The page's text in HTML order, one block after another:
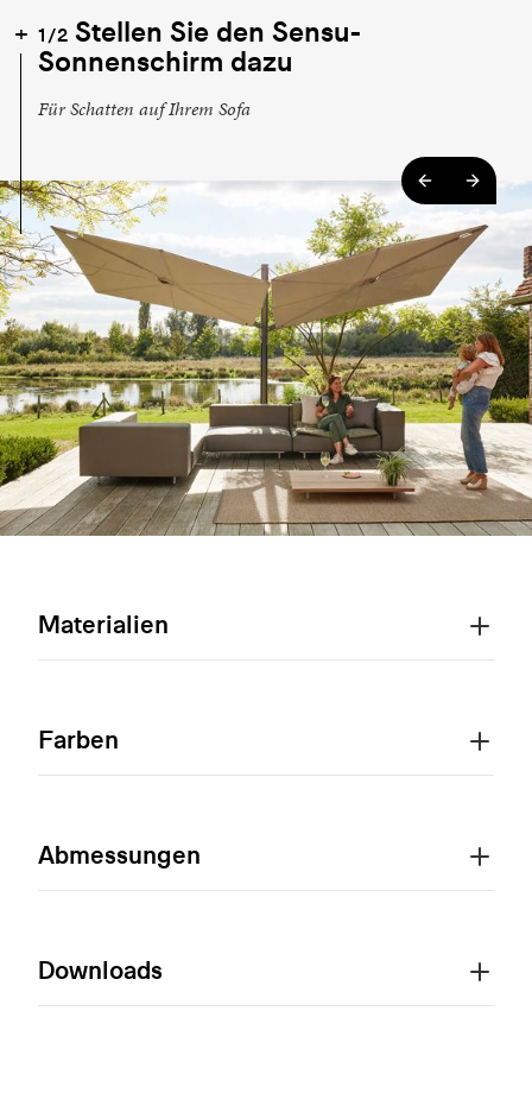
1/2 Stellen Sie den Sensu-
Sonnenschirm dazu
Für Schatten auf Ihrem Sofa
Materialien
Farben
Abmessungen
Downloads